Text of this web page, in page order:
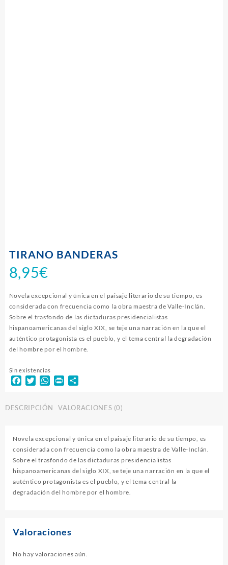
TIRANO BANDERAS
8,95€
Novela excepcional y única en el paisaje literario de su tiempo, es
considerada con frecuencia como la obra maestra de Valle-Inclán.
Sobre el trasfondo de las dictaduras presidencialistas
hispanoamericanas del siglo XIX, se teje una narración en la que el
auténtico protagonista es el pueblo, y el tema central la degradación
del hombre por el hombre.
Sin existencias
Facebook
TwitterWhatsApp
Print
DESCRIPCIÓN VALORACIONES (0)
Novela excepcional y única en el paisaje literario de su tiempo, es
considerada con frecuencia como la obra maestra de Valle-Inclán.
Sobre el trasfondo de las dictaduras presidencialistas
hispanoamericanas del siglo XIX, se teje una narración en la que el
auténtico protagonista es el pueblo, y el tema central la
degradación del hombre por el hombre.
Valoraciones
No hay valoraciones aún.